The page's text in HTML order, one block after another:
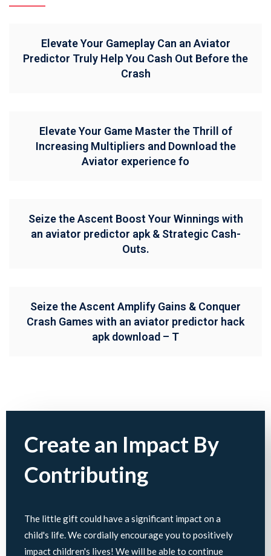
Elevate Your Gameplay Can an Aviator
Predictor Truly Help You Cash Out Before the
Crash
Elevate Your Game Master the Thrill of
Increasing Multipliers and Download the
Aviator experience fo
Seize the Ascent Boost Your Winnings with
an aviator predictor apk & Strategic Cash-
Outs.
Seize the Ascent Amplify Gains & Conquer
Crash Games with an aviator predictor hack
apk download – T
Create an Impact By
Contributing
The little gift could have a significant impact on a
child's life. We cordially encourage you to positively
impact children's lives! We will be able to continue